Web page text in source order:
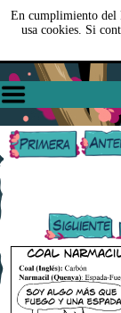
En cumplimiento del
usa cookies. Si